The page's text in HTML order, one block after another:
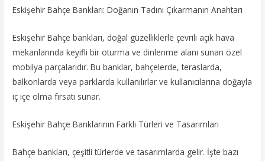
Eskişehir Bahçe Bankları: Doğanın Tadını Çıkarmanın Anahtarı
Eskişehir Bahçe bankları, doğal güzelliklerle çevrili açık hava
mekanlarında keyifli bir oturma ve dinlenme alanı sunan özel
mobilya parçalarıdır. Bu banklar, bahçelerde, teraslarda,
balkonlarda veya parklarda kullanılırlar ve kullanıcılarına doğayla
iç içe olma fırsatı sunar.
Eskişehir Bahçe Banklarının Farklı Türleri ve Tasarımları
Bahçe bankları, çeşitli türlerde ve tasarımlarda gelir. İşte bazı